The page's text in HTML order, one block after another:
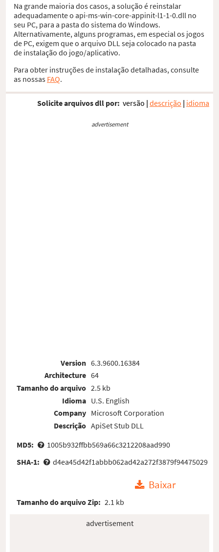
Na grande maioria dos casos, a solução é reinstalar
adequadamente o api-ms-win-core-appinit-l1-1-0.dll no
seu PC, para a pasta do sistema do Windows.
Alternativamente, alguns programas, em especial os jogos
de PC, exigem que o arquivo DLL seja colocado na pasta
de instalação do jogo/aplicativo.
Para obter instruções de instalação detalhadas, consulte
as nossas FAQ.
Solicite arquivos dll por: versão | descrição | idioma
advertisement
Version
Architecture
Tamanho do arquivo
Idioma
Company
Descrição
6.3.9600.16384
64
2.5 kb
U.S. English
Microsoft Corporation
ApiSet Stub DLL
MD5:
1005b932ffbb569a66c3212208aad990
SHA-1:
d4ea45d42f1abbb062ad42a272f3879f94475029
Baixar
Tamanho do arquivo Zip: 2.1 kb
advertisement